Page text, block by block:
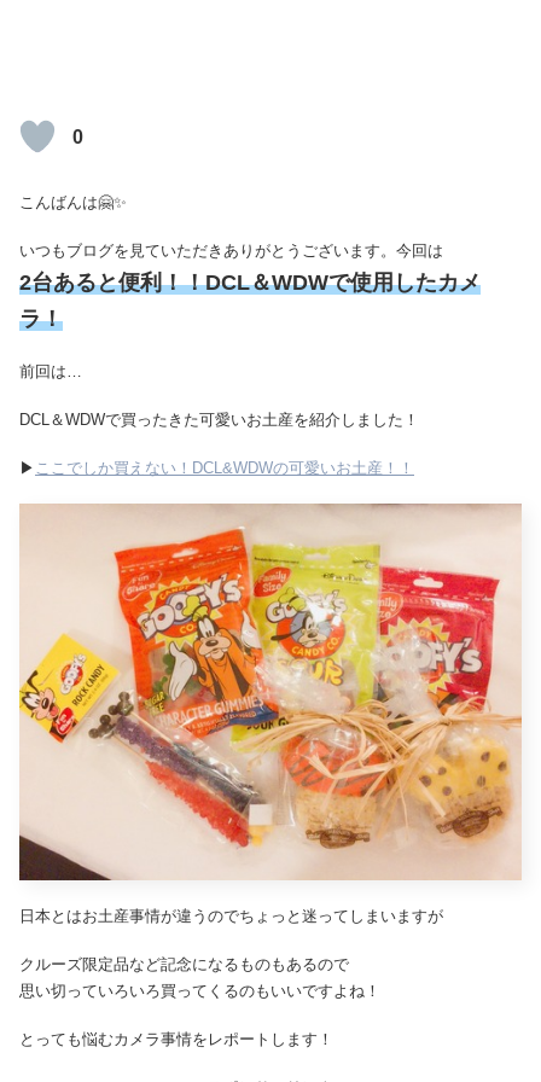
0
こんばんは🤗✨
いつもブログを見ていただきありがとうございます。今回は
2台あると便利！！DCL＆WDWで使用したカメ
ラ！
前回は…
DCL＆WDWで買ったきた可愛いお土産を紹介しました！
▶ ここでしか買えない！DCL&WDWの可愛いお土産！！
日本とはお土産事情が違うのでちょっと迷ってしまいますが
クルーズ限定品など記念になるものもあるので
思い切っていろいろ買ってくるのもいいですよね！
とっても悩むカメラ事情をレポートします！